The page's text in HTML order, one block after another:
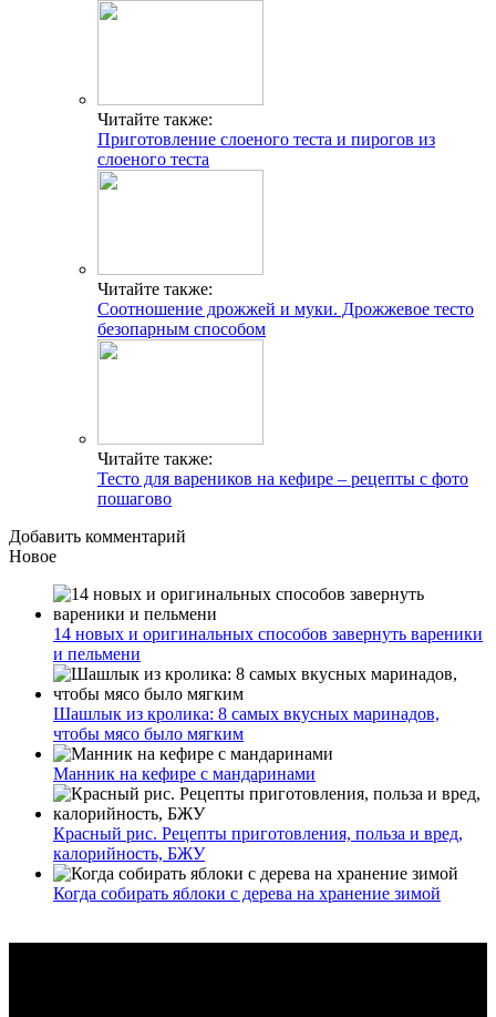
Читайте также:
Приготовление слоеного теста и пирогов из
слоеного теста
Читайте также:
Соотношение дрожжей и муки. Дрожжевое тесто
безопарным способом
Читайте также:
Тесто для вареников на кефире – рецепты с фото
пошагово
Добавить комментарий
Новое
14 новых и оригинальных способов завернуть вареники
и пельмени
Шашлык из кролика: 8 самых вкусных маринадов,
чтобы мясо было мягким
Манник на кефире с мандаринами
Красный рис. Рецепты приготовления, польза и вред,
калорийность, БЖУ
Когда собирать яблоки с дерева на хранение зимой